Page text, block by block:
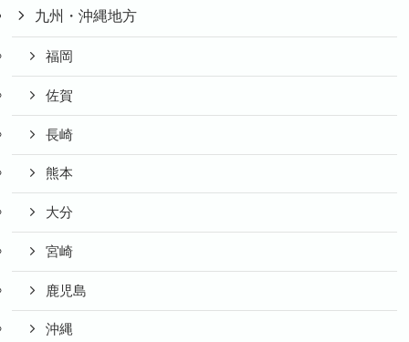
九州・沖縄地方
福岡
佐賀
長崎
熊本
大分
宮崎
鹿児島
沖縄